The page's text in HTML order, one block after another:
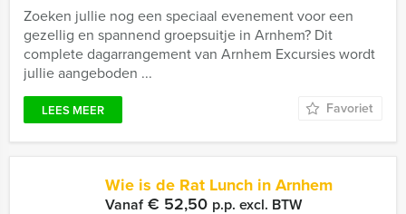
Zoeken jullie nog een speciaal evenement voor een
gezellig en spannend groepsuitje in Arnhem? Dit
complete dagarrangement van Arnhem Excursies wordt
jullie aangeboden ...
LEES MEER Favoriet
Wie is de Rat Lunch in Arnhem
Vanaf€ 52,50 p.p. excl. BTW